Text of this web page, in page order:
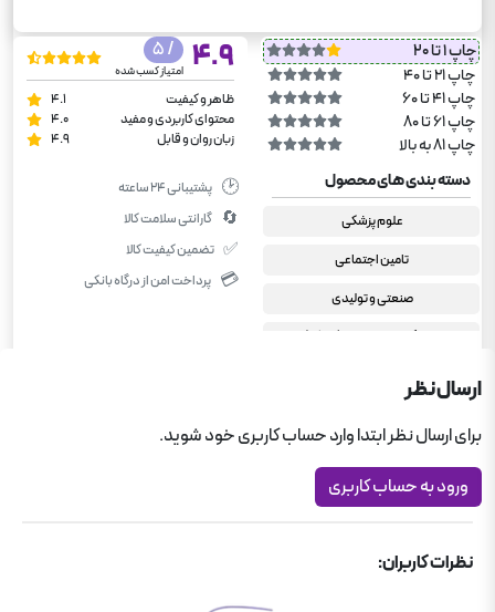
چاپ 1 تا 20
چاپ 21 تا 40
چاپ 41 تا 60
چاپ 61 تا 80
چاپ 81 به بالا
4.9
/ 5
امتیاز کسب شده
ظاهر و کیفیت
4.1
محتوای کاربردی و مفید
4.0
زبان روان و قابل
4.9
دسته بندی های محصول
علوم پزشکی
تامین اجتماعی
صنعتی و تولیدی
دستگاه های اجرایی (فراگیر)
کتاب های استخدامی
آزمون های استخدامی چهارخونه
پتروشیمی
🕑 پشتیبانی ۲۴ ساعته
🔄 گارانتی سلامت کالا
✅ تضمین کیفیت کالا
💳 پرداخت امن از درگاه بانکی
ارسال نظر
برای ارسال نظر ابتدا وارد حساب کاربری خود شوید.
ورود به حساب کاربری
نظرات کاربران: